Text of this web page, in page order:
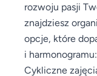
rozwoju pasji
znajdziesz
opcje, które
i harmonogramu:
Cykliczne